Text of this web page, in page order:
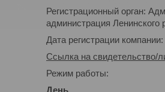
Регистрационный орган:
администрация Ленинского
Дата регистрации
Ссылка на свидетельство/
Режим работы:
День